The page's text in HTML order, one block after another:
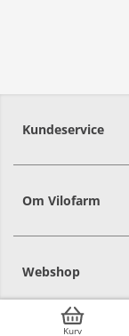
Kurv
Kundeservice
Om Vilofarm
Webshop